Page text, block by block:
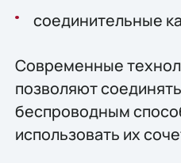
соединительные
Современные
позволяют
беспроводным
использовать их